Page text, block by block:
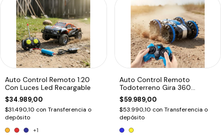
Auto Control Remoto 1:20
Con Luces Led Recargable
$34.989,00
$31.490,10 con Transferencia o
depósito
+1
Auto Control Remoto
Todoterreno Gira 360
Recargable Edu
$59.989,00
$53.990,10 con Transferencia o
depósito